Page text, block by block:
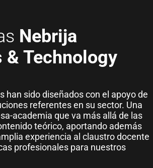
Nebrija
& Technology
han sido diseñados con el apoyo de
referentes en su sector. Una
academia que va más allá de las
teórico, aportando además
experiencia al claustro docente
profesionales para nuestros